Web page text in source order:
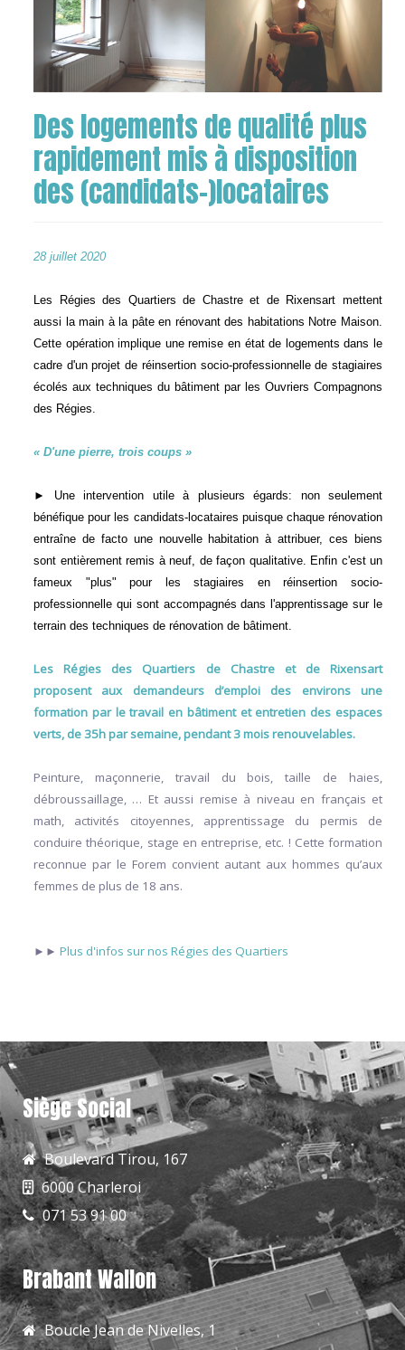
Des logements de qualité plus
rapidement mis à disposition
des (candidats-)locataires
28 juillet 2020
Les Régies des Quartiers de Chastre et de Rixensart mettent
aussi la main à la pâte en rénovant des habitations Notre Maison.
Cette opération implique une remise en état de logements dans le
cadre d'un projet de réinsertion socio-professionnelle de stagiaires
écolés aux techniques du bâtiment par les Ouvriers Compagnons
des Régies.
« D'une pierre, trois coups »
► Une intervention utile à plusieurs égards: non seulement
bénéfique pour les candidats-locataires puisque chaque rénovation
entraîne de facto une nouvelle habitation à attribuer, ces biens
sont entièrement remis à neuf, de façon qualitative. Enfin c'est un
fameux "plus" pour les stagiaires en réinsertion socio-
professionnelle qui sont accompagnés dans l'apprentissage sur le
terrain des techniques de rénovation de bâtiment.
Les Régies des Quartiers de Chastre et de Rixensart
proposent aux demandeurs d’emploi des environs une
formation par le travail en bâtiment et entretien des espaces
verts, de 35h par semaine, pendant 3 mois renouvelables.
Peinture, maçonnerie, travail du bois, taille de haies,
débroussaillage, … Et aussi remise à niveau en français et
math, activités citoyennes, apprentissage du permis de
conduire théorique, stage en entreprise, etc. ! Cette formation
reconnue par le Forem convient autant aux hommes qu’aux
femmes de plus de 18 ans.
►► Plus d'infos sur nos Régies des Quartiers
Siège Social
Boulevard Tirou, 167
6000 Charleroi
071 53 91 00
Brabant Wallon
Boucle Jean de Nivelles, 1